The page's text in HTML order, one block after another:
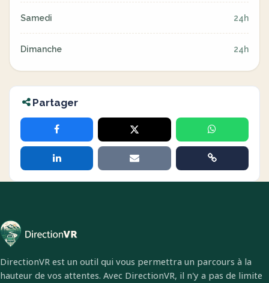
Samedi 24h
Dimanche 24h
Partager
DirectionVR est un outil qui vous permettra un parcours à la
hauteur de vos attentes. Avec DirectionVR, il n'y a pas de limite